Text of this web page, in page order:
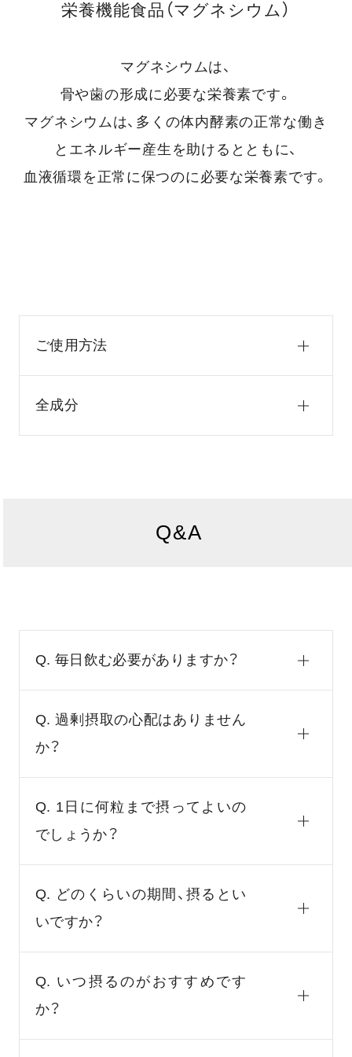
栄養機能食品（マグネシウム）
マグネシウムは、
骨や歯の形成に必要な栄養素です。
マグネシウムは、多くの体内酵素の正常な働き
とエネルギー産生を助けるとともに、
血液循環を正常に保つのに必要な栄養素です。
ご使用方法
全成分
Q&A
Q. 毎日飲む必要がありますか？
Q. 過剰摂取の心配はありません
か？
Q. 1日に何粒まで摂ってよいの
でしょうか？
Q. どのくらいの期間、摂るとい
いですか？
Q. いつ摂るのがおすすめです
か？